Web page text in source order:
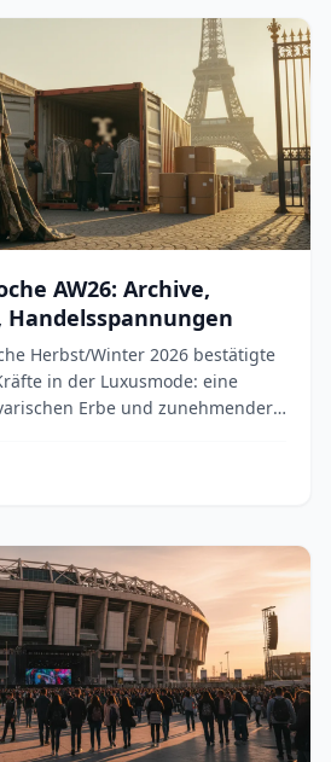
AW26: Archive,
Herbst/Winter 2026 bestätigte
in der Luxusmode: eine
Erbe und zunehmender